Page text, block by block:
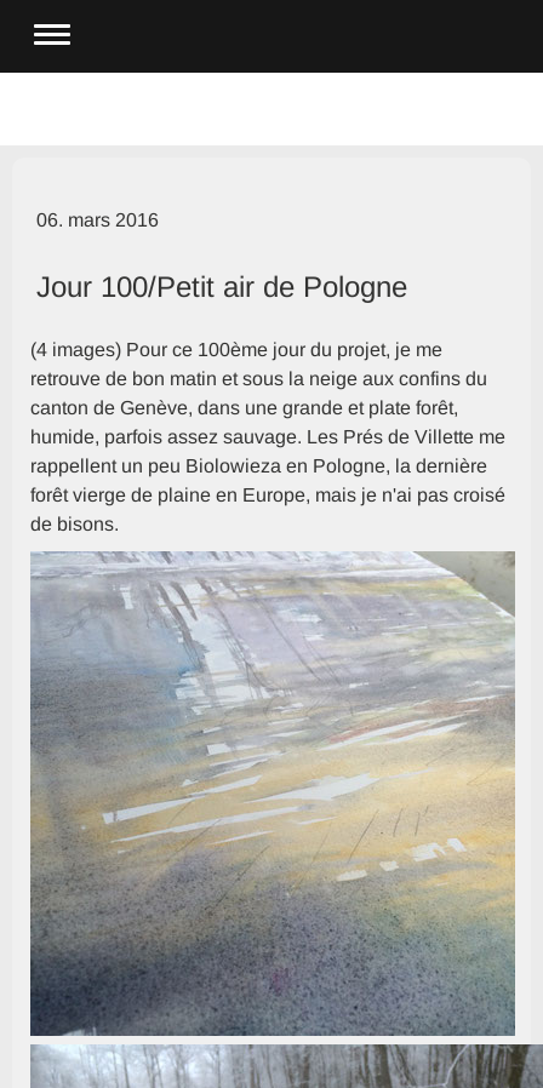
06. mars 2016
Jour 100/Petit air de Pologne
(4 images) Pour ce 100ème jour du projet, je me
retrouve de bon matin et sous la neige aux confins du
canton de Genève, dans une grande et plate forêt,
humide, parfois assez sauvage. Les Prés de Villette me
rappellent un peu Biolowieza en Pologne, la dernière
forêt vierge de plaine en Europe, mais je n'ai pas croisé
de bisons.